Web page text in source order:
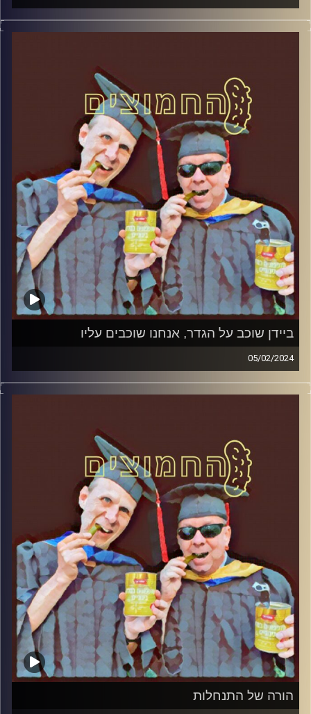
המערכת הפוליטית על ספת הפסיכולוג, עם פרופסור בועז בן-
דוד ופרופסור גלעד הירשברגר.
ביידן שוכב על הגדר, אנחנו שוכבים עליו
05/02/2024
המערכת הפוליטית על ספת הפסיכולוג, עם פרופסור בועז בן-
דוד ופרופסור גלעד הירשברגר.
הורה של התנחלות